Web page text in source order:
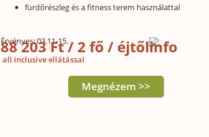
fürdőrészleg és a fitness terem használattal
Érvényes: 03.11-15.
88 203 Ft / 2 fő / éjtől
all inclusive ellátással
Megnézem >>